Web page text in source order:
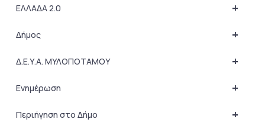
+
ΕΛΛΑΔΑ 2.0
+
Δήμος
+
Δ.Ε.Υ.Α. ΜΥΛΟΠΟΤΑΜΟΥ
+
Ενημέρωση
+
Περιήγηση στο Δήμο